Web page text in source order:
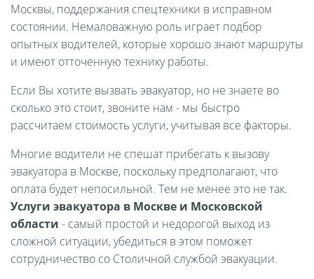
Москвы, поддержания спецтехники в исправном
состоянии. Немаловажную роль играет подбор
опытных водителей, которые хорошо знают маршруты
и имеют отточенную технику работы.
Если Вы хотите вызвать эвакуатор, но не знаете во
сколько это стоит, звоните нам - мы быстро
рассчитаем стоимость услуги, учитывая все факторы.
Многие водители не спешат прибегать к вызову
эвакуатора в Москве, поскольку предполагают, что
оплата будет непосильной. Тем не менее это не так.
Услуги эвакуатора в Москве и Московской
области - самый простой и недорогой выход из
сложной ситуации, убедиться в этом поможет
сотрудничество со Столичной службой эвакуации.